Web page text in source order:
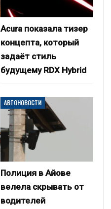
Acura показала тизер
концепта, который
задаёт стиль
будущему RDX Hybrid
АВТОНОВОСТИ
Полиция в Айове
велела скрывать от
водителей